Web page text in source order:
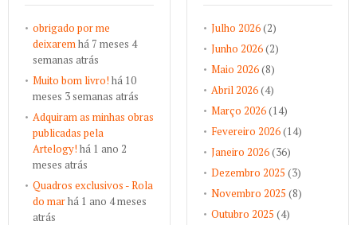
obrigado por me
deixaremhá 7 meses 4
semanas atrás
Muito bom livro! há 10
meses 3 semanas atrás
Adquiram as minhas obras
publicadas pela
Artelogy! há 1 ano 2
meses atrás
Quadros exclusivos - Rola
do marhá 1 ano 4 meses
atrás
Julho 2026(2)
Junho 2026(2)
Maio 2026(8)
Abril 2026(4)
Março 2026(14)
Fevereiro 2026(14)
Janeiro 2026(36)
Dezembro 2025 (3)
Novembro 2025 (8)
Outubro 2025 (4)